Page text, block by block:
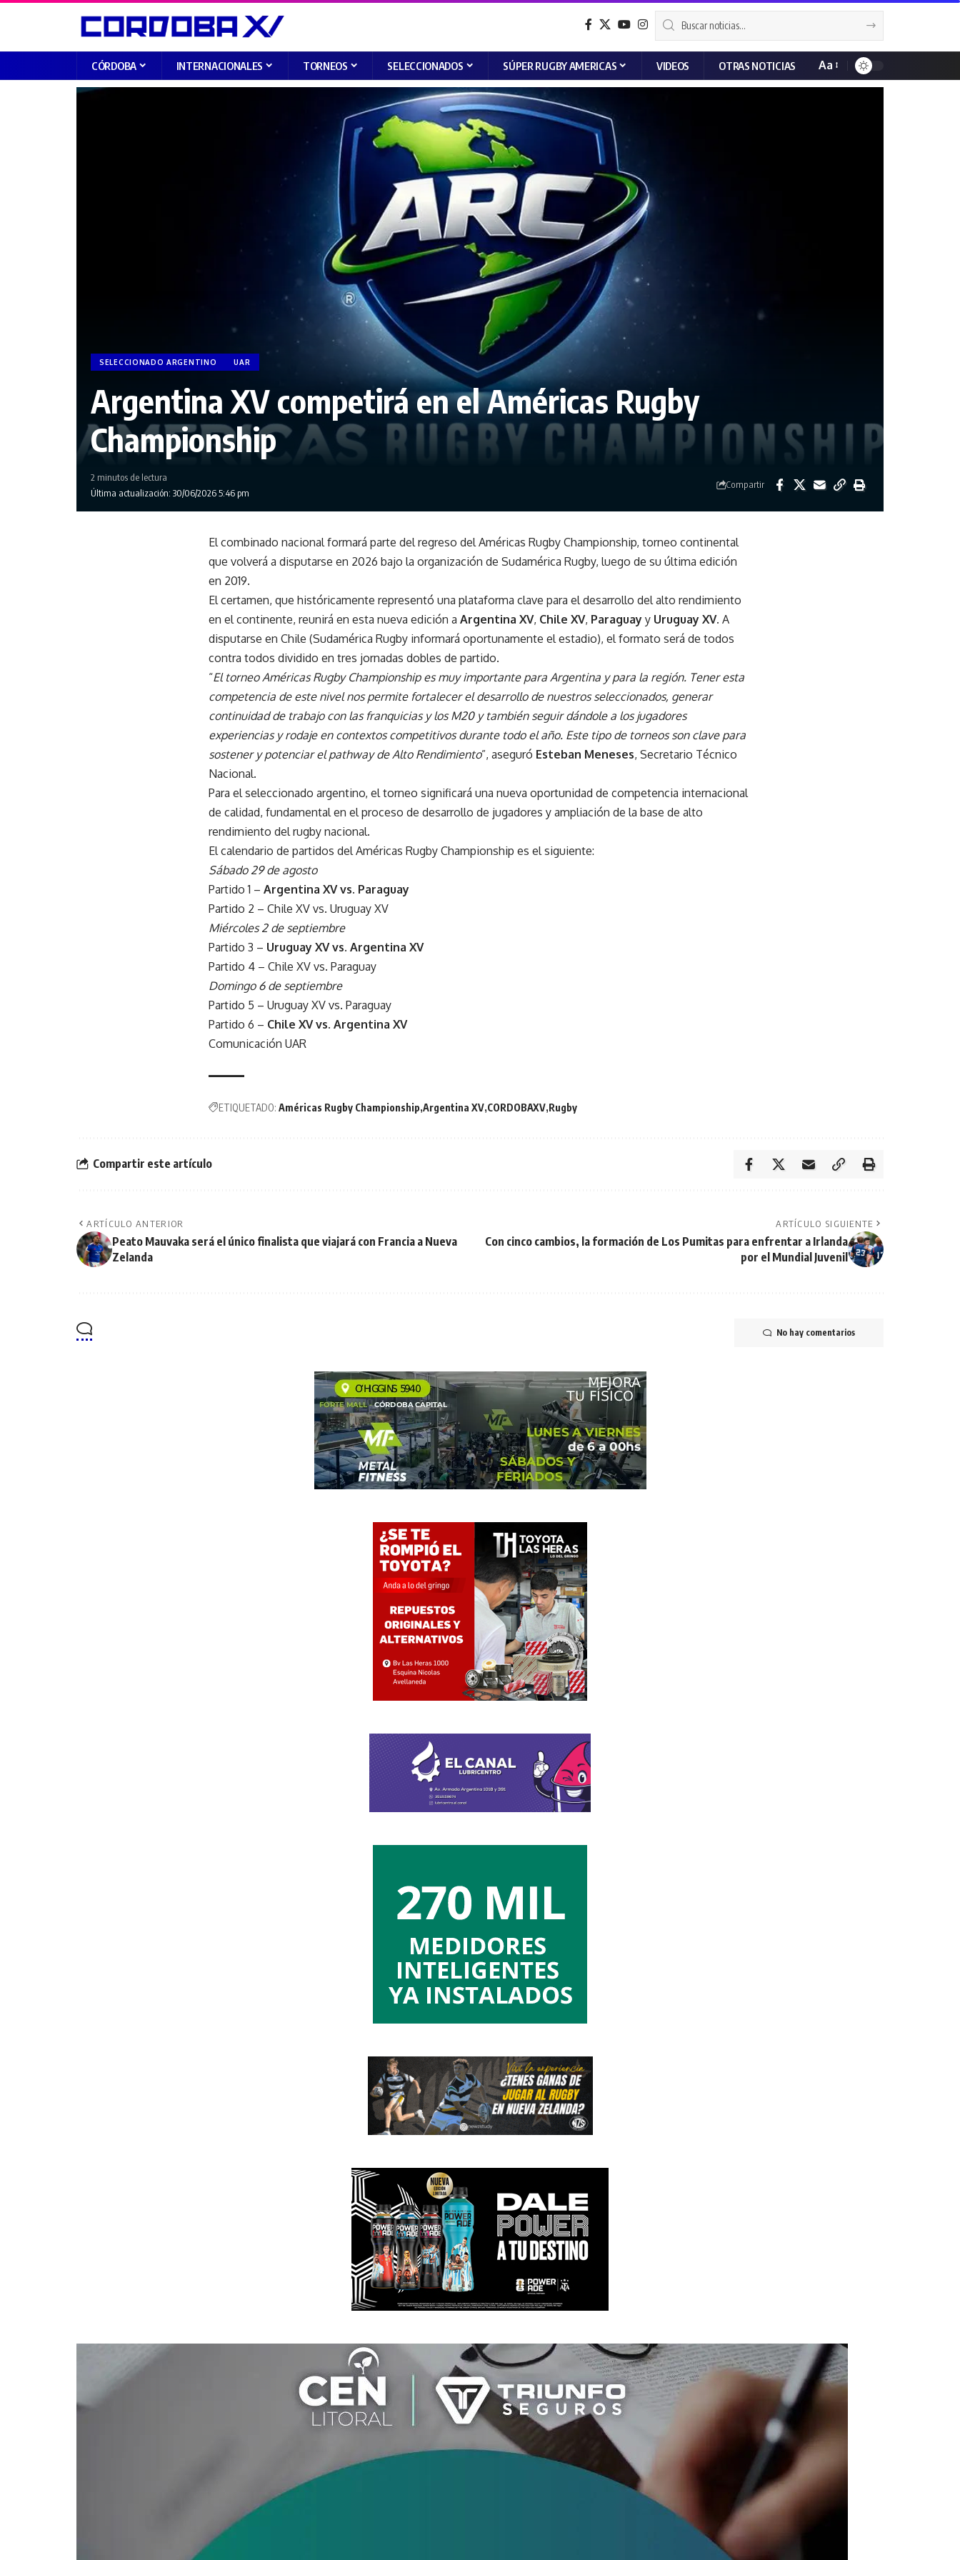
CÓRDOBA INTERNACIONALES TORNEOS SELECCIONADOS SÚPER RUGBY AMERICAS VIDEOS OTRAS NOTICIAS Aa
SELECCIONADO ARGENTINO UAR
Argentina XV competirá en el Américas Rugby
Championship
Última actualización: 30/06/2026 5:46 pm
2 minutos de lectura
Compartir
El combinado nacional formará parte del regreso del Américas Rugby Championship, torneo continental
que volverá a disputarse en 2026 bajo la organización de Sudamérica Rugby, luego de su última edición
en 2019.
El certamen, que históricamente representó una plataforma clave para el desarrollo del alto rendimiento
en el continente, reunirá en esta nueva edición a Argentina XV, Chile XV, Paraguay y Uruguay XV. A
disputarse en Chile (Sudamérica Rugby informará oportunamente el estadio), el formato será de todos
contra todos dividido en tres jornadas dobles de partido.
“El torneo Américas Rugby Championship es muy importante para Argentina y para la región. Tener esta
competencia de este nivel nos permite fortalecer el desarrollo de nuestros seleccionados, generar
continuidad de trabajo con las franquicias y los M20 y también seguir dándole a los jugadores
experiencias y rodaje en contextos competitivos durante todo el año. Este tipo de torneos son clave para
sostener y potenciar el pathway de Alto Rendimiento”, aseguró Esteban Meneses, Secretario Técnico
Nacional.
Para el seleccionado argentino, el torneo significará una nueva oportunidad de competencia internacional
de calidad, fundamental en el proceso de desarrollo de jugadores y ampliación de la base de alto
rendimiento del rugby nacional.
El calendario de partidos del Américas Rugby Championship es el siguiente:
Sábado 29 de agosto
Partido 1 – Argentina XV vs. Paraguay
Partido 2 – Chile XV vs. Uruguay XV
Miércoles 2 de septiembre
Partido 3 – Uruguay XV vs. Argentina XV
Partido 4 – Chile XV vs. Paraguay
Domingo 6 de septiembre
Partido 5 – Uruguay XV vs. Paraguay
Partido 6 – Chile XV vs. Argentina XV
Comunicación UAR
ETIQUETADO: Américas Rugby Championship Argentina XV CORDOBAXV Rugby
Compartir este artículo
ARTÍCULO ANTERIOR
Peato Mauvaka será el único finalista que viajará con Francia a Nueva
Zelanda
ARTÍCULO SIGUIENTE
Con cinco cambios, la formación de Los Pumitas para enfrentar a Irlanda
por el Mundial Juvenil
No hay comentarios